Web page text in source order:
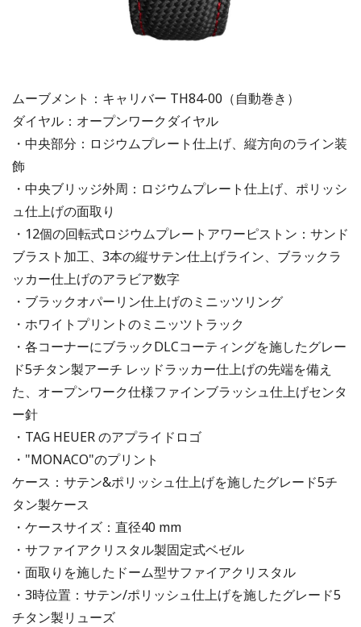
ムーブメント：キャリバー TH84-00（自動巻き）
ダイヤル：オープンワークダイヤル
・中央部分：ロジウムプレート仕上げ、縦方向のライン装
飾
・中央ブリッジ外周：ロジウムプレート仕上げ、ポリッシ
ュ仕上げの面取り
・12個の回転式ロジウムプレートアワーピストン：サンド
ブラスト加工、3本の縦サテン仕上げライン、ブラックラ
ッカー仕上げのアラビア数字
・ブラックオパーリン仕上げのミニッツリング
・ホワイトプリントのミニッツトラック
・各コーナーにブラックDLCコーティングを施したグレー
ド5チタン製アーチ レッドラッカー仕上げの先端を備え
た、オープンワーク仕様ファインブラッシュ仕上げセンタ
ー針
・TAG HEUER のアプライドロゴ
・"MONACO"のプリント
ケース：サテン&ポリッシュ仕上げを施したグレード5チ
タン製ケース
・ケースサイズ：直径40 mm
・サファイアクリスタル製固定式ベゼル
・面取りを施したドーム型サファイアクリスタル
・3時位置：サテン/ポリッシュ仕上げを施したグレード5
チタン製リューズ